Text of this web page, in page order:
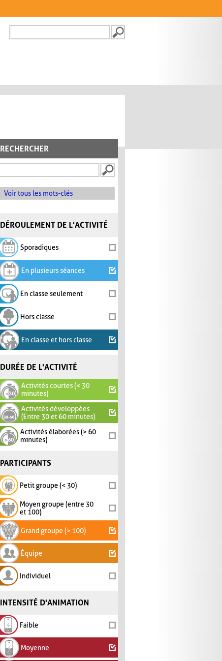
FORMULAIRE DE
RECHERCHER
Voir tous les mots-clés
DÉROULEMENT DE L'ACTIVITÉ
Sporadiques
En plusieurs séances
En classe seulement
Hors classe
En classe et hors classe
DURÉE DE L'ACTIVITÉ
Activités courtes (< 30
minutes)
Activités développées
(Entre 30 et 60 minutes)
Activités élaborées (> 60
minutes)
PARTICIPANTS
Petit groupe (< 30)
Moyen groupe (entre 30
et 100)
Grand groupe (> 100)
Équipe
Individuel
INTENSITÉ D'ANIMATION
Faible
Moyenne